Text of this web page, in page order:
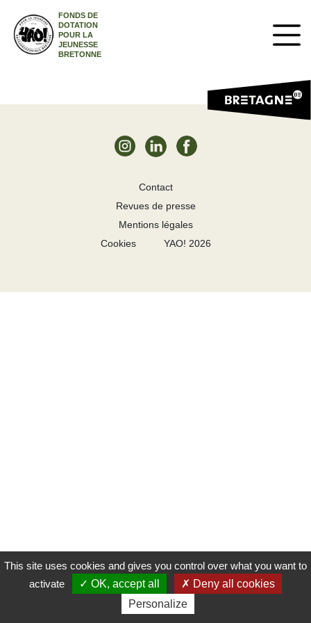
FONDS DE
DOTATION
POUR LA
JEUNESSE
BRETONNE
Contact
Revues de presse
Mentions légales
Cookies
YAO! 2026
This site uses cookies and gives you control over what you want to
activate
OK, accept all
Deny all cookies
Personalize